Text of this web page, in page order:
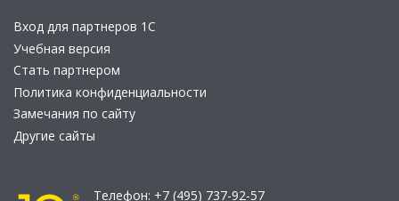
Вход для партнеров 1С
Учебная версия
Стать партнером
Политика конфиденциальности
Замечания по сайту
Другие сайты
Телефон: +7 (495) 737-92-57